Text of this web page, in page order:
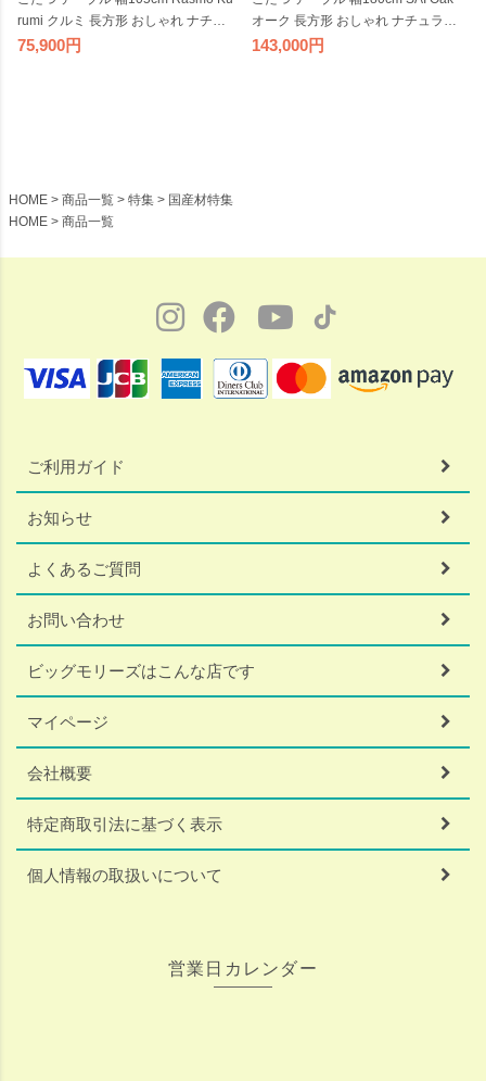
rumi クルミ 長方形 おしゃれ ナチュ
ラル 木製 天然木 洋風 日美 国産 日本
75,900
オーク 長方形 おしゃれ ナチュラル
木製 天然木 洋風 日美 国産 日本製
143,000
HOME 商品一覧 特集
国産材特集
HOME
商品一覧
ご利用ガイド
お知らせ
よくあるご質問
お問い合わせ
ビッグモリーズはこんな店です
マイページ
会社概要
特定商取引法に基づく表示
個人情報の取扱いについて
営業日カレンダー